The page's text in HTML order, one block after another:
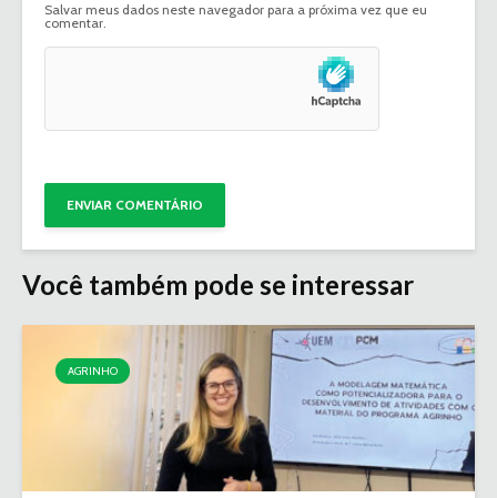
Salvar meus dados neste navegador para a próxima vez que eu
comentar.
Você também pode se interessar
AGRINHO